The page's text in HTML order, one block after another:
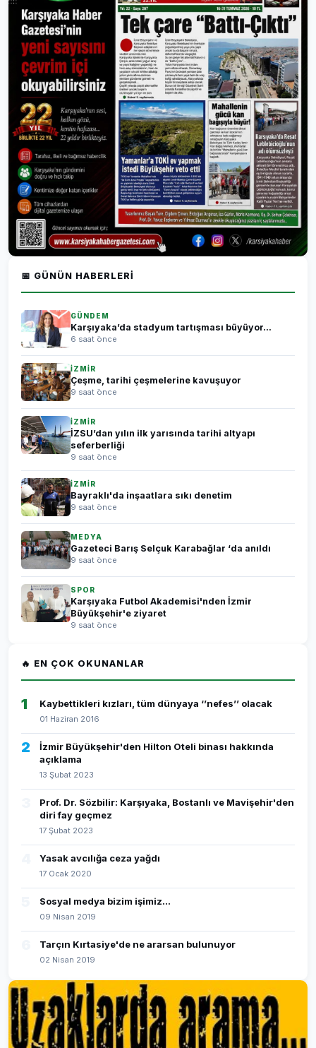
📅 GÜNÜN HABERLERI
GÜNDEM
Karşıyaka’da stadyum tartışması büyüyor...
6 saat önce
İZMİR
Çeşme, tarihi çeşmelerine kavuşuyor
9 saat önce
İZMİR
İZSU’dan yılın ilk yarısında tarihi altyapı
seferberliği
9 saat önce
İZMİR
Bayraklı'da inşaatlara sıkı denetim
9 saat önce
MEDYA
Gazeteci Barış Selçuk Karabağlar ‘da anıldı
9 saat önce
SPOR
Karşıyaka Futbol Akademisi'nden İzmir
Büyükşehir'e ziyaret
9 saat önce
🔥 EN ÇOK OKUNANLAR
1 Kaybettikleri kızları, tüm dünyaya ‘’nefes’’ olacak
01 Haziran 2016
2
İzmir Büyükşehir'den Hilton Oteli binası hakkında
açıklama
13 Şubat 2023
Prof. Dr. Sözbilir: Karşıyaka, Bostanlı ve Mavişehir'den
diri fay geçmez
17 Şubat 2023
Yasak avcılığa ceza yağdı
17 Ocak 2020
Sosyal medya bizim işimiz...
09 Nisan 2019
Tarçın Kırtasiye'de ne ararsan bulunuyor
02 Nisan 2019